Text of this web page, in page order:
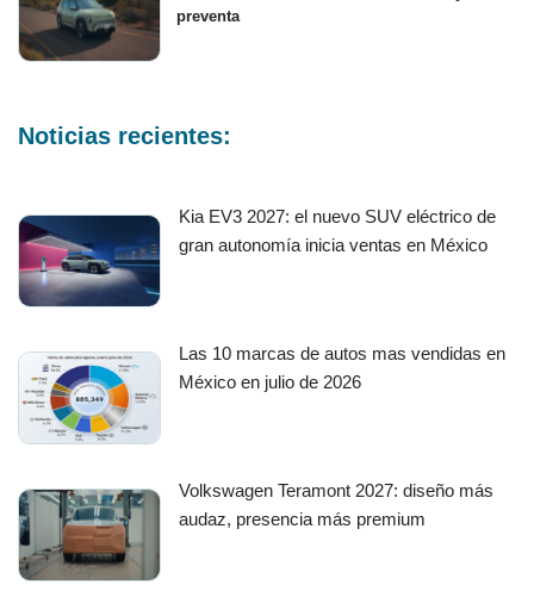
preventa
Noticias recientes:
Kia EV3 2027: el nuevo SUV eléctrico de
gran autonomía inicia ventas en México
Las 10 marcas de autos mas vendidas en
México en julio de 2026
Volkswagen Teramont 2027: diseño más
audaz, presencia más premium